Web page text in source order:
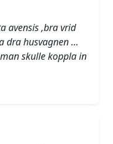
avensis ,bra vrid
dra husvagnen …
skulle koppla in